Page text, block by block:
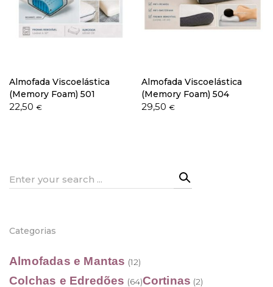
Termos e condições
Almofada Viscoelástica
(Memory Foam) 501
22,50 €
Almofada Viscoelástica
(Memory Foam) 504
29,50 €
Search
Categorias
Almofadas e Mantas (12)
Colchas e Edredões (64)Cortinas (2)